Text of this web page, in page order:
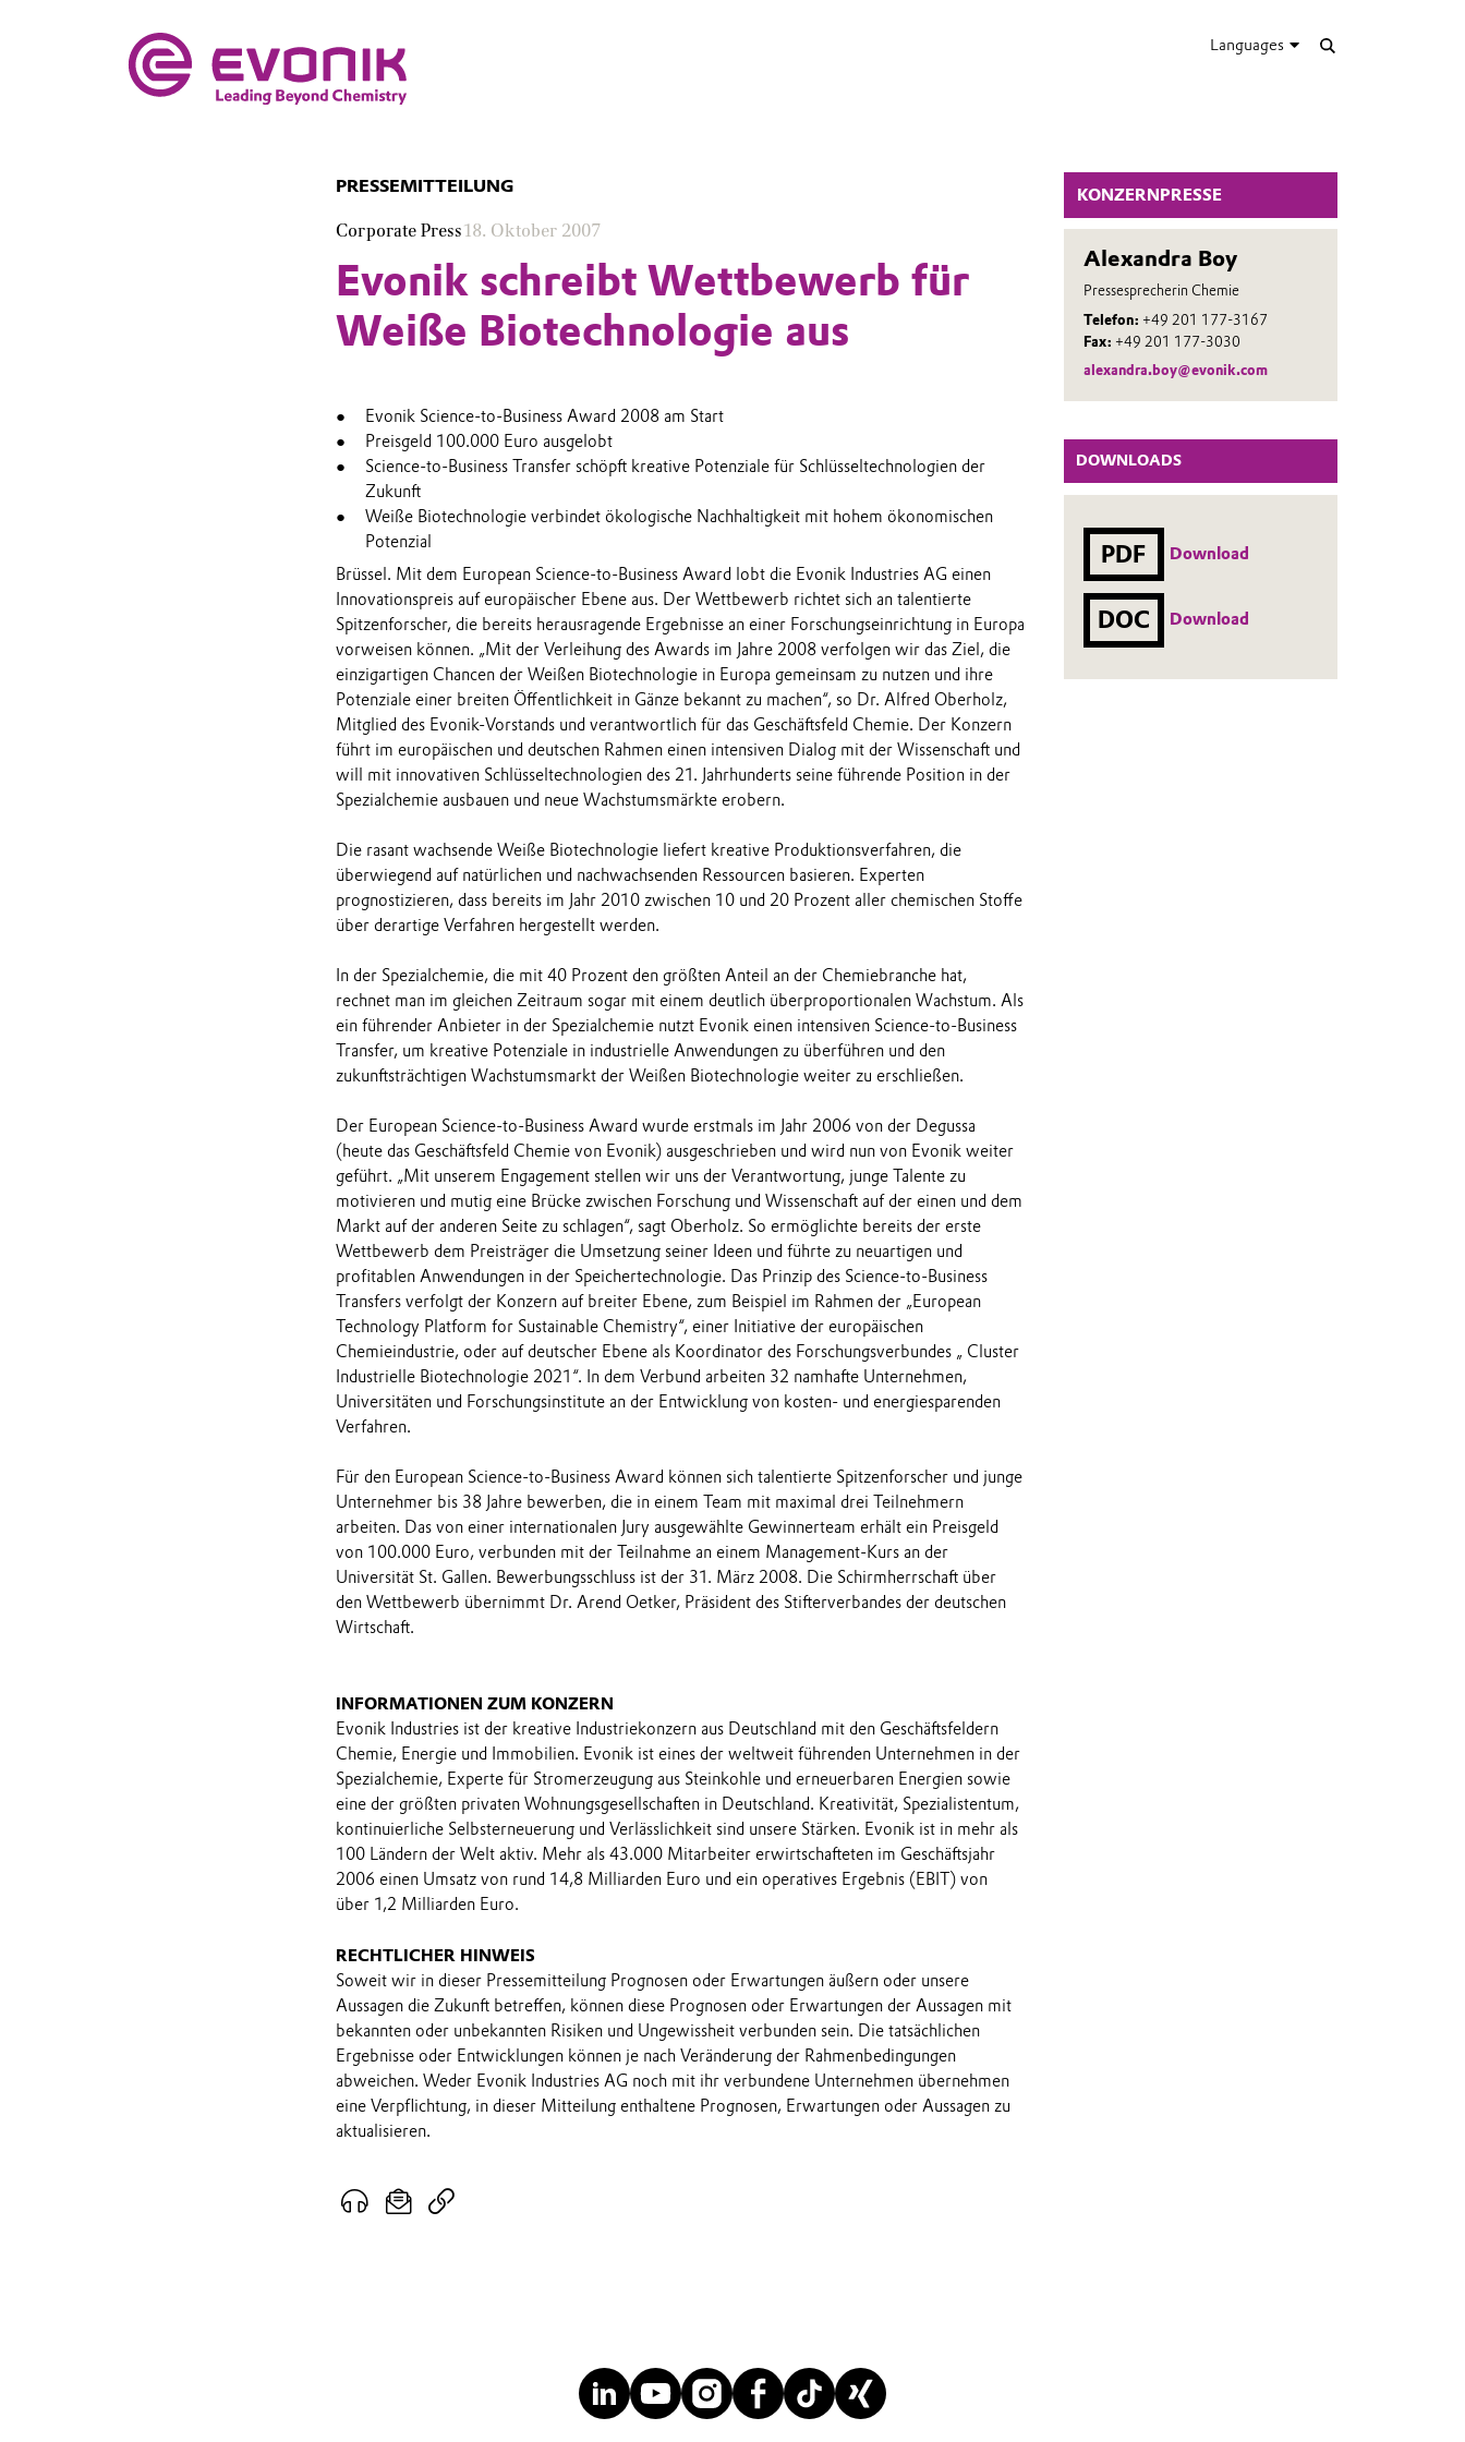
Languages
KONZERNPRESSE
Alexandra Boy
Pressesprecherin Chemie
Telefon: +49 201 177-3167
Fax: +49 201 177-3030
alexandra.boy@evonik.com
DOWNLOADS
PDF Download
DOC Download
PRESSEMITTEILUNG
Corporate Press18. Oktober 2007
Evonik schreibt Wettbewerb für
Weiße Biotechnologie aus
Evonik Science-to-Business Award 2008 am Start
Preisgeld 100.000 Euro ausgelobt
Science-to-Business Transfer schöpft kreative Potenziale für Schlüsseltechnologien der
Zukunft
Weiße Biotechnologie verbindet ökologische Nachhaltigkeit mit hohem ökonomischen
Potenzial
Brüssel. Mit dem European Science-to-Business Award lobt die Evonik Industries AG einen
Innovationspreis auf europäischer Ebene aus. Der Wettbewerb richtet sich an talentierte
Spitzenforscher, die bereits herausragende Ergebnisse an einer Forschungseinrichtung in Europa
vorweisen können. „Mit der Verleihung des Awards im Jahre 2008 verfolgen wir das Ziel, die
einzigartigen Chancen der Weißen Biotechnologie in Europa gemeinsam zu nutzen und ihre
Potenziale einer breiten Öffentlichkeit in Gänze bekannt zu machen“, so Dr. Alfred Oberholz,
Mitglied des Evonik-Vorstands und verantwortlich für das Geschäftsfeld Chemie. Der Konzern
führt im europäischen und deutschen Rahmen einen intensiven Dialog mit der Wissenschaft und
will mit innovativen Schlüsseltechnologien des 21. Jahrhunderts seine führende Position in der
Spezialchemie ausbauen und neue Wachstumsmärkte erobern.
Die rasant wachsende Weiße Biotechnologie liefert kreative Produktionsverfahren, die
überwiegend auf natürlichen und nachwachsenden Ressourcen basieren. Experten
prognostizieren, dass bereits im Jahr 2010 zwischen 10 und 20 Prozent aller chemischen Stoffe
über derartige Verfahren hergestellt werden.
In der Spezialchemie, die mit 40 Prozent den größten Anteil an der Chemiebranche hat,
rechnet man im gleichen Zeitraum sogar mit einem deutlich überproportionalen Wachstum. Als
ein führender Anbieter in der Spezialchemie nutzt Evonik einen intensiven Science-to-Business
Transfer, um kreative Potenziale in industrielle Anwendungen zu überführen und den
zukunftsträchtigen Wachstumsmarkt der Weißen Biotechnologie weiter zu erschließen.
Der European Science-to-Business Award wurde erstmals im Jahr 2006 von der Degussa
(heute das Geschäftsfeld Chemie von Evonik) ausgeschrieben und wird nun von Evonik weiter
geführt. „Mit unserem Engagement stellen wir uns der Verantwortung, junge Talente zu
motivieren und mutig eine Brücke zwischen Forschung und Wissenschaft auf der einen und dem
Markt auf der anderen Seite zu schlagen“, sagt Oberholz. So ermöglichte bereits der erste
Wettbewerb dem Preisträger die Umsetzung seiner Ideen und führte zu neuartigen und
profitablen Anwendungen in der Speichertechnologie. Das Prinzip des Science-to-Business
Transfers verfolgt der Konzern auf breiter Ebene, zum Beispiel im Rahmen der „European
Technology Platform for Sustainable Chemistry“, einer Initiative der europäischen
Chemieindustrie, oder auf deutscher Ebene als Koordinator des Forschungsverbundes „ Cluster
Industrielle Biotechnologie 2021“. In dem Verbund arbeiten 32 namhafte Unternehmen,
Universitäten und Forschungsinstitute an der Entwicklung von kosten- und energiesparenden
Verfahren.
Für den European Science-to-Business Award können sich talentierte Spitzenforscher und junge
Unternehmer bis 38 Jahre bewerben, die in einem Team mit maximal drei Teilnehmern
arbeiten. Das von einer internationalen Jury ausgewählte Gewinnerteam erhält ein Preisgeld
von 100.000 Euro, verbunden mit der Teilnahme an einem Management-Kurs an der
Universität St. Gallen. Bewerbungsschluss ist der 31. März 2008. Die Schirmherrschaft über
den Wettbewerb übernimmt Dr. Arend Oetker, Präsident des Stifterverbandes der deutschen
Wirtschaft.
INFORMATIONEN ZUM KONZERN
Evonik Industries ist der kreative Industriekonzern aus Deutschland mit den Geschäftsfeldern
Chemie, Energie und Immobilien. Evonik ist eines der weltweit führenden Unternehmen in der
Spezialchemie, Experte für Stromerzeugung aus Steinkohle und erneuerbaren Energien sowie
eine der größten privaten Wohnungsgesellschaften in Deutschland. Kreativität, Spezialistentum,
kontinuierliche Selbsterneuerung und Verlässlichkeit sind unsere Stärken. Evonik ist in mehr als
100 Ländern der Welt aktiv. Mehr als 43.000 Mitarbeiter erwirtschafteten im Geschäftsjahr
2006 einen Umsatz von rund 14,8 Milliarden Euro und ein operatives Ergebnis (EBIT) von
über 1,2 Milliarden Euro.
RECHTLICHER HINWEIS
Soweit wir in dieser Pressemitteilung Prognosen oder Erwartungen äußern oder unsere
Aussagen die Zukunft betreffen, können diese Prognosen oder Erwartungen der Aussagen mit
bekannten oder unbekannten Risiken und Ungewissheit verbunden sein. Die tatsächlichen
Ergebnisse oder Entwicklungen können je nach Veränderung der Rahmenbedingungen
abweichen. Weder Evonik Industries AG noch mit ihr verbundene Unternehmen übernehmen
eine Verpflichtung, in dieser Mitteilung enthaltene Prognosen, Erwartungen oder Aussagen zu
aktualisieren.